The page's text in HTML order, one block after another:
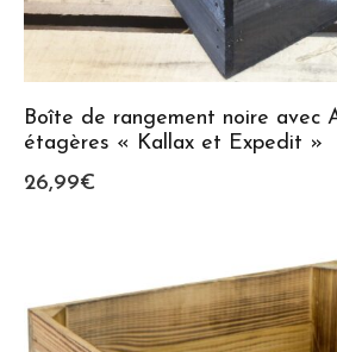
Boîte de rangement noire avec
étagères « Kallax et Expedit »
26,99€